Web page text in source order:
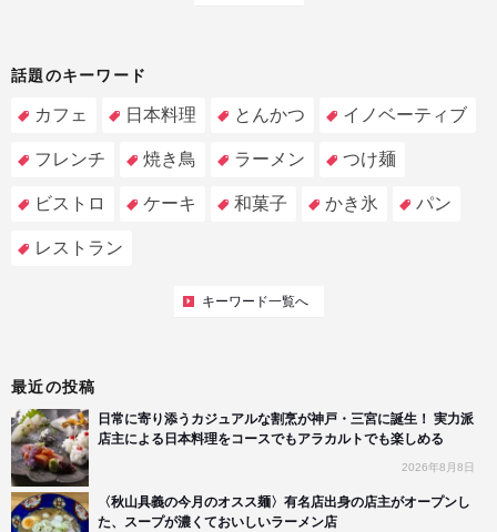
話題のキーワード
カフェ 日本料理 とんかつ イノベーティブ
フレンチ 焼き鳥 ラーメン つけ麺
ビストロ ケーキ 和菓子 かき氷 パン
レストラン
キーワード一覧へ
最近の投稿
日常に寄り添うカジュアルな割烹が神戸・三宮に誕生！ 実力派
店主による日本料理をコースでもアラカルトでも楽しめる
2026年8月8日
〈秋山具義の今月のオスス麺〉有名店出身の店主がオープンし
た、スープが濃くておいしいラーメン店